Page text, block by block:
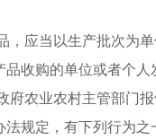
，应当以生产批次为单
收购的单位或者个人
府农业农村主管部门报
法规定，有下列行为